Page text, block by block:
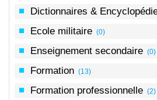
Dictionnaires &
Ecole militaire (0)
Enseignement secondaire (0)
Formation (13)
Formation professionnelle (2)